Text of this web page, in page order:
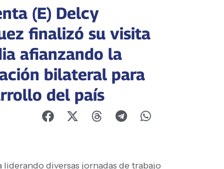
(E) Delcy
finalizó su visita
afianzando la
bilateral para
del país
diversas jornadas de trabajo